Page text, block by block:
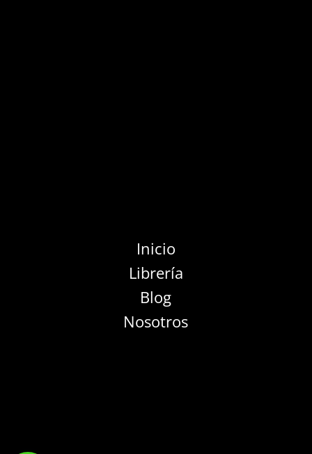
Inicio
Librería
Blog
Nosotros